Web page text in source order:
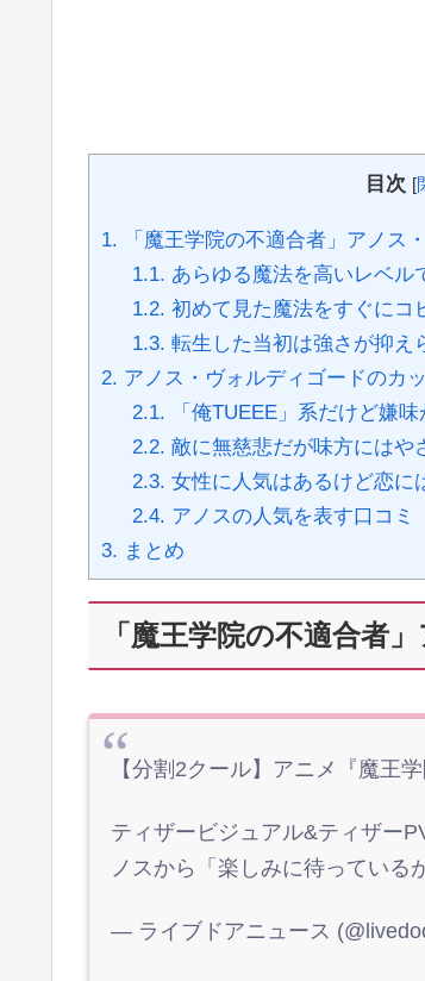
目次 [
1. 「魔王学院の不適合者」アノス
1.1. あらゆる魔法を高いレベル
1.2. 初めて見た魔法をすぐにコ
1.3. 転生した当初は強さが抑え
2. アノス・ヴォルディゴードのカ
2.1. 「俺TUEEE」系だけど嫌味
2.2. 敵に無慈悲だが味方にはや
2.3. 女性に人気はあるけど恋に
2.4. アノスの人気を表す口コミ
3. まとめ
「魔王学院の不適合者
【分割2クール】アニメ『魔王
ティザービジュアル&ティザー
ノスから「楽しみに待っている
— ライブドアニュース